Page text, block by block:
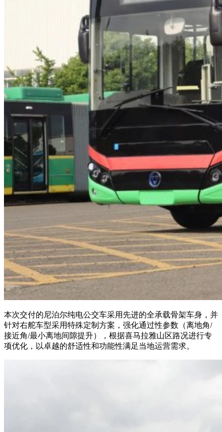
本次交付的尼泊尔纯电公交车采用先进的全承载骨架车身，并
针对右舵车型采用特殊定制方案，强化通过性参数（离地角/
接近角/最小离地间隙提升），根据喜马拉雅山区路况进行专
项优化，以卓越的舒适性和功能性满足当地运营需求。